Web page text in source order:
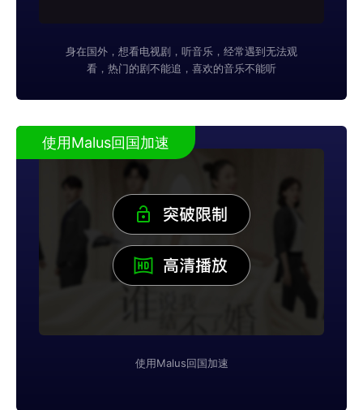
身在国外，想看电视剧，听音乐，经常遇到无法观
看，热门的剧不能追，喜欢的音乐不能听
使用Malus回国加速
使用Malus回国加速